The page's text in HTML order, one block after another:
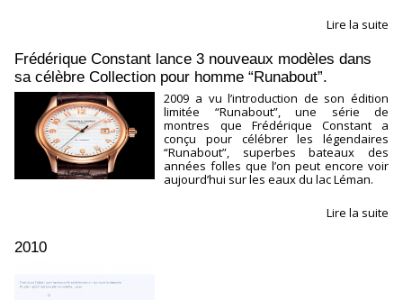
Lire la suite
Frédérique Constant lance 3 nouveaux modèles dans
sa célèbre Collection pour homme “Runabout”.
2009 a vu l’introduction de son édition
limitée “Runabout”, une série de
montres que Frédérique Constant a
conçu pour célébrer les légendaires
“Runabout”, superbes bateaux des
années folles que l’on peut encore voir
aujourd’hui sur les eaux du lac Léman.
Lire la suite
2010